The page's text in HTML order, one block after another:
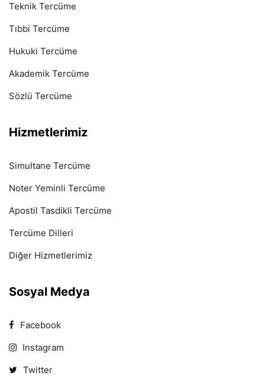
Teknik Tercüme
Tıbbi Tercüme
Hukuki Tercüme
Akademik Tercüme
Sözlü Tercüme
Hizmetlerimiz
Simultane Tercüme
Noter Yeminli Tercüme
Apostil Tasdikli Tercüme
Tercüme Dilleri
Diğer Hizmetlerimiz
Sosyal Medya
Facebook
Instagram
Twitter